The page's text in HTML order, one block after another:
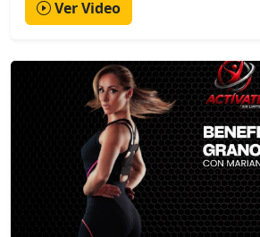
Ver Video